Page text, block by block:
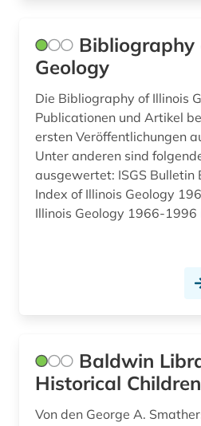
bautechnik (1)
behörde (1)
belletristik (1)
benjamin (1)
bergbau (1)
bevölkerungsstatistik (1)
Polen (2)
Rumänien (2)
Russland,
Sachsen (1)
Schweden (4)
Slowakei (1)
Suedamerika (12)
Suedasien (1)
Bibliography
Geology
Die Bibliography of Illinois
Publicationen und Artikel
ersten Veröffentlichungen
Unter anderen sind
ausgewertet: ISGS Bulletin Bibliography and
Index of Illinois Geology
Illinois Geology 1966-1996
Baldwin
Historical
Von den George A.